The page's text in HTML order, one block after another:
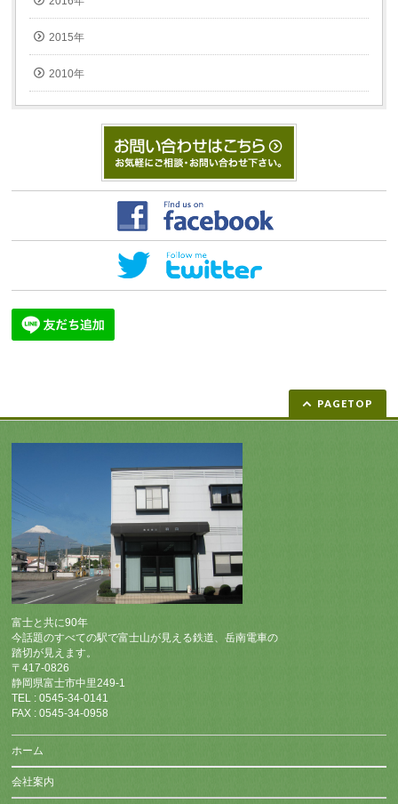
2015年
2010年
PAGETOP
富士と共に90年
今話題のすべての駅で富士山が見える鉄道、岳南電車の
踏切が見えます。
〒417-0826
静岡県富士市中里249-1
TEL : 0545-34-0141
FAX : 0545-34-0958
ホーム
会社案内